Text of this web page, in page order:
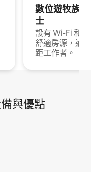
數位遊牧族
士
設有 Wi-Fi 和
舒適房源，適
距工作者。
與優點